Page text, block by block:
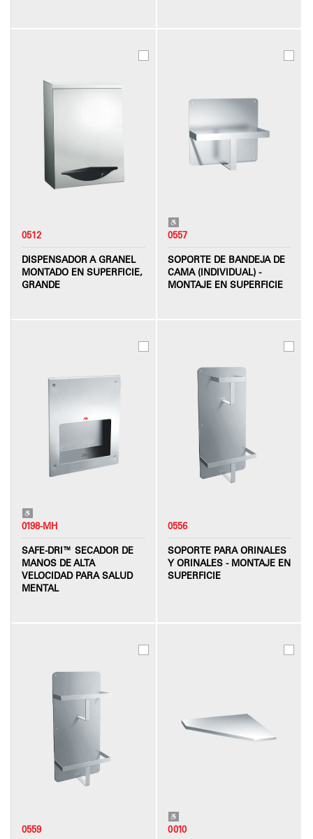
0512
DISPENSADOR A GRANEL
MONTADO EN SUPERFICIE,
GRANDE
0557
SOPORTE DE BANDEJA DE
CAMA (INDIVIDUAL) -
MONTAJE EN SUPERFICIE
0198-MH
SAFE-DRI™ SECADOR DE
MANOS DE ALTA
VELOCIDAD PARA SALUD
MENTAL
0556
SOPORTE PARA ORINALES
Y ORINALES - MONTAJE EN
SUPERFICIE
0559 0010